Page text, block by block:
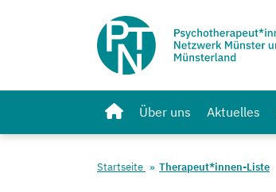
Über uns Aktuelles
Startseite Therapeut*innen-Liste